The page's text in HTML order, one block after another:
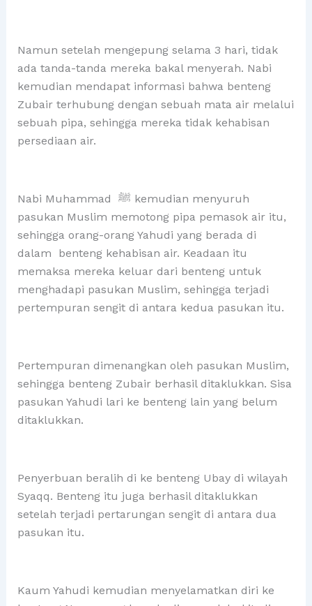
Namun setelah mengepung selama 3 hari, tidak
ada tanda-tanda mereka bakal menyerah. Nabi
kemudian mendapat informasi bahwa benteng
Zubair terhubung dengan sebuah mata air melalui
sebuah pipa, sehingga mereka tidak kehabisan
persediaan air.
Nabi Muhammad ﷺ kemudian menyuruh
pasukan Muslim memotong pipa pemasok air itu,
sehingga orang-orang Yahudi yang berada di
dalam benteng kehabisan air. Keadaan itu
memaksa mereka keluar dari benteng untuk
menghadapi pasukan Muslim, sehingga terjadi
pertempuran sengit di antara kedua pasukan itu.
Pertempuran dimenangkan oleh pasukan Muslim,
sehingga benteng Zubair berhasil ditaklukkan. Sisa
pasukan Yahudi lari ke benteng lain yang belum
ditaklukkan.
Penyerbuan beralih di ke benteng Ubay di wilayah
Syaqq. Benteng itu juga berhasil ditaklukkan
setelah terjadi pertarungan sengit di antara dua
pasukan itu.
Kaum Yahudi kemudian menyelamatkan diri ke